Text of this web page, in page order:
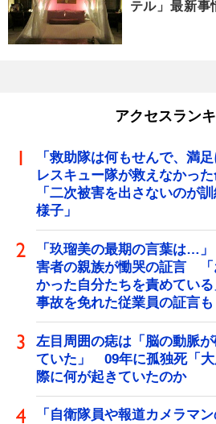
テル」最新事
アクセスラン
「救助隊は何もせんで、満
レスキュー隊が救えなかっ
「二次被害を出さないのが
様子」
「玖瑠美の最期の言葉は…
害者の親族が慟哭の証言 「
かった自分たちを責めてい
事故を免れた従業員の証言も
左目周囲の痣は「脳の動脈
ていた」 09年に孤独死「大
際に何が起きていたのか
「自衛隊員や報道カメラマ